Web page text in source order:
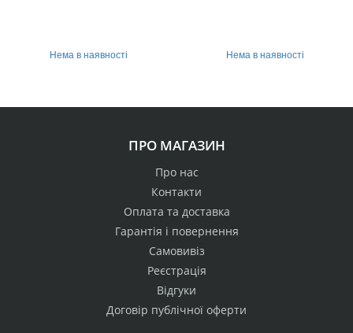
Нема в наявності Нема в наявності
ПРО МАГАЗИН
Про нас
Контакти
Оплата та доставка
Гарантія і повернення
Самовивіз
Реєстрація
Відгуки
Договір публічної оферти